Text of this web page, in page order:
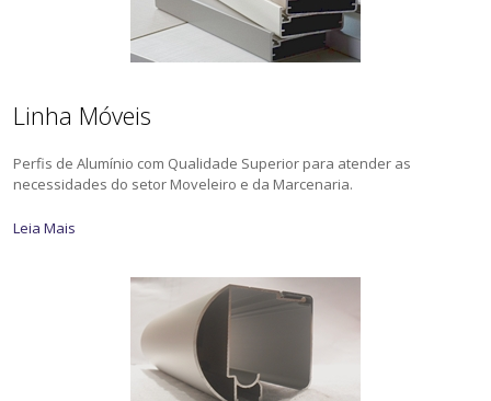
Linha Móveis
Perfis de Alumínio com Qualidade Superior para atender as
necessidades do setor Moveleiro e da Marcenaria.
Leia Mais